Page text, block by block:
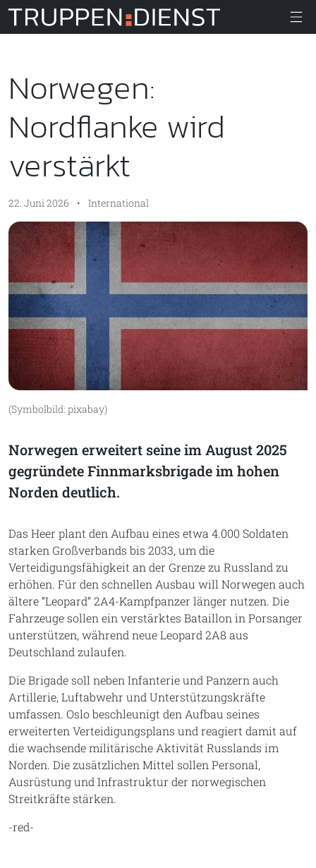
Truppendienst
Norwegen:
Nordflanke wird
verstärkt
22. Juni 2026 • International
(Symbolbild: pixabay)
Norwegen erweitert seine im August 2025
gegründete Finnmarksbrigade im hohen
Norden deutlich.
Das Heer plant den Aufbau eines etwa 4.000 Soldaten
starken Großverbands bis 2033, um die
Verteidigungsfähigkeit an der Grenze zu Russland zu
erhöhen. Für den schnellen Ausbau will Norwegen auch
ältere “Leopard” 2A4-Kampfpanzer länger nutzen. Die
Fahrzeuge sollen ein verstärktes Bataillon in Porsanger
unterstützen, während neue Leopard 2A8 aus
Deutschland zulaufen.
Die Brigade soll neben Infanterie und Panzern auch
Artillerie, Luftabwehr und Unterstützungskräfte
umfassen. Oslo beschleunigt den Aufbau seines
erweiterten Verteidigungsplans und reagiert damit auf
die wachsende militärische Aktivität Russlands im
Norden. Die zusätzlichen Mittel sollen Personal,
Ausrüstung und Infrastruktur der norwegischen
Streitkräfte stärken.
-red-